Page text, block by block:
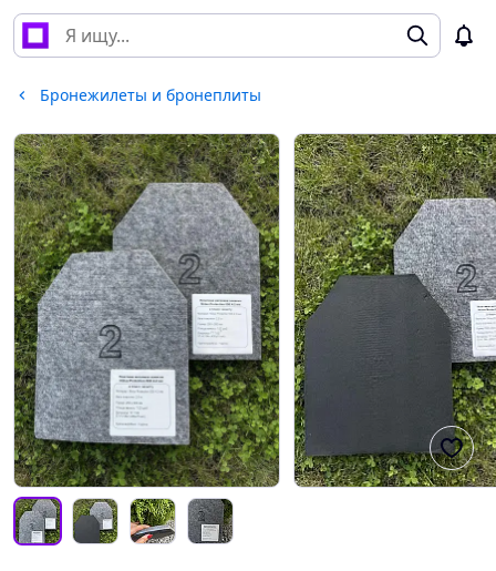
Бронежилеты и бронеплиты